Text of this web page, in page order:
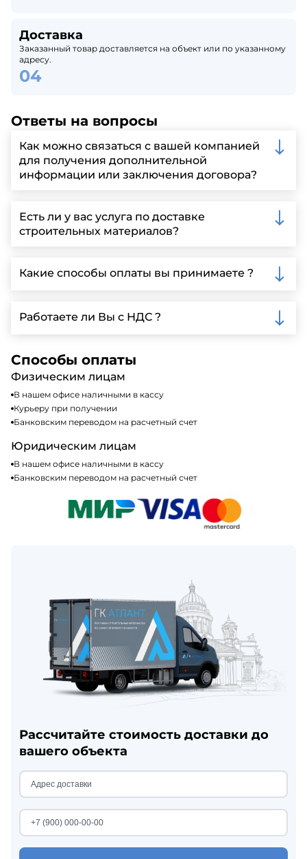
Доставка
Заказанный товар доставляется на объект или по указанному
адресу.
Ответы на вопросы
Как можно связаться с вашей компанией
для получения дополнительной
информации или заключения договора?
запрос через нашу официальную почту или
заполнить форму на нашем сайте для более
детальной информации и организации встречи.
Есть ли у вас услуга по доставке
строительных материалов?
Ленинградской области, у нас собственный
автопарк, для обеспечения быстрой и надежной
Какие способы оплаты вы принимаете ?
включая наличные, банковские переводы,
кредитные карты. Подробную информацию о
Работаете ли Вы с НДС ?
налогообложения, т.е с НДС 20%
Способы оплаты
Физическим лицам
В нашем офисе наличными в кассу
Курьеру при получении
Банковским переводом на расчетный счет
Юридическим лицам
В нашем офисе наличными в кассу
Банковским переводом на расчетный счет
Рассчитайте стоимость доставки до
вашего объекта